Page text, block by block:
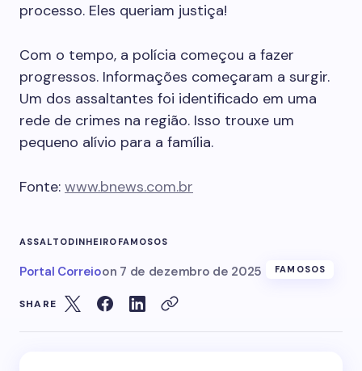
processo. Eles queriam justiça!
Com o tempo, a polícia começou a fazer
progressos. Informações começaram a surgir.
Um dos assaltantes foi identificado em uma
rede de crimes na região. Isso trouxe um
pequeno alívio para a família.
Fonte: www.bnews.com.br
ASSALTODINHEIRO FAMOSOS
Portal Correioon 7 de dezembro de 2025 FAMOSOS
SHARE